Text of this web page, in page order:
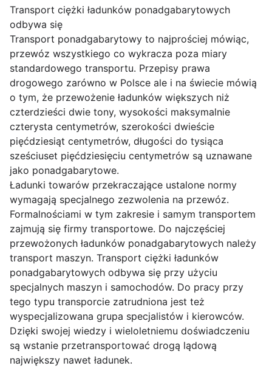
Transport ciężki ładunków ponadgabarytowych
odbywa się
Transport ponadgabarytowy to najprościej mówiąc,
przewóz wszystkiego co wykracza poza miary
standardowego transportu. Przepisy prawa
drogowego zarówno w Polsce ale i na świecie mówią
o tym, że przewożenie ładunków większych niż
czterdzieści dwie tony, wysokości maksymalnie
czterysta centymetrów, szerokości dwieście
pięćdziesiąt centymetrów, długości do tysiąca
sześciuset pięćdziesięciu centymetrów są uznawane
jako ponadgabarytowe.
Ładunki towarów przekraczające ustalone normy
wymagają specjalnego zezwolenia na przewóz.
Formalnościami w tym zakresie i samym transportem
zajmują się firmy transportowe. Do najczęściej
przewożonych ładunków ponadgabarytowych należy
transport maszyn. Transport ciężki ładunków
ponadgabarytowych odbywa się przy użyciu
specjalnych maszyn i samochodów. Do pracy przy
tego typu transporcie zatrudniona jest też
wyspecjalizowana grupa specjalistów i kierowców.
Dzięki swojej wiedzy i wieloletniemu doświadczeniu
są wstanie przetransportować drogą lądową
największy nawet ładunek.